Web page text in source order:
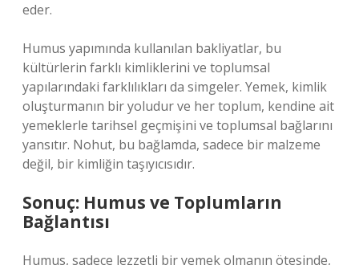
eder.
Humus yapımında kullanılan bakliyatlar, bu
kültürlerin farklı kimliklerini ve toplumsal
yapılarındaki farklılıkları da simgeler. Yemek, kimlik
oluşturmanın bir yoludur ve her toplum, kendine ait
yemeklerle tarihsel geçmişini ve toplumsal bağlarını
yansıtır. Nohut, bu bağlamda, sadece bir malzeme
değil, bir kimliğin taşıyıcısıdır.
Sonuç: Humus ve Toplumların
Bağlantısı
Humus, sadece lezzetli bir yemek olmanın ötesinde,